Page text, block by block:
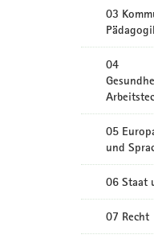
03
04
05
und
06 Staat
07 Recht